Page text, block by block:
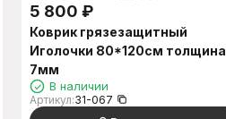
5 800 ₽
Коврик грязезащитный
Иголочки 80*120см толщина
7мм
В наличии
Артикул:31-067